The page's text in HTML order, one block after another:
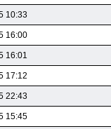
10:33
16:00
16:01
17:12
22:43
15:45